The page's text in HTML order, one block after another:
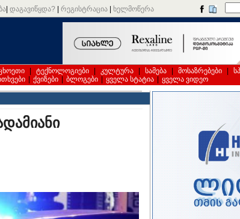
დაგავიწყდა? რეგისტრაცია ხელმოწერა
ტექნოლოგიები კულტურა სამება მოსაზრებები
ქვიზები ბლოგები ყველა სტატია ყველა ვიდეო